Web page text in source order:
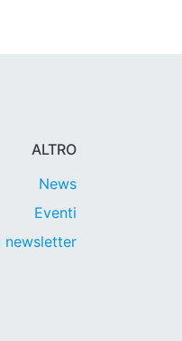
ALTRO
News
Eventi
newsletter